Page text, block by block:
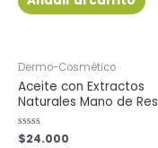
5
Dermo-Cosmético
Aceite con Extractos
Naturales Mano de Res
Valorado
$24.000